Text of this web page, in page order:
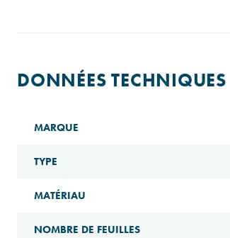
DONNÉES TECHNIQUES
MARQUE
TYPE
MATÉRIAU
NOMBRE DE FEUILLES